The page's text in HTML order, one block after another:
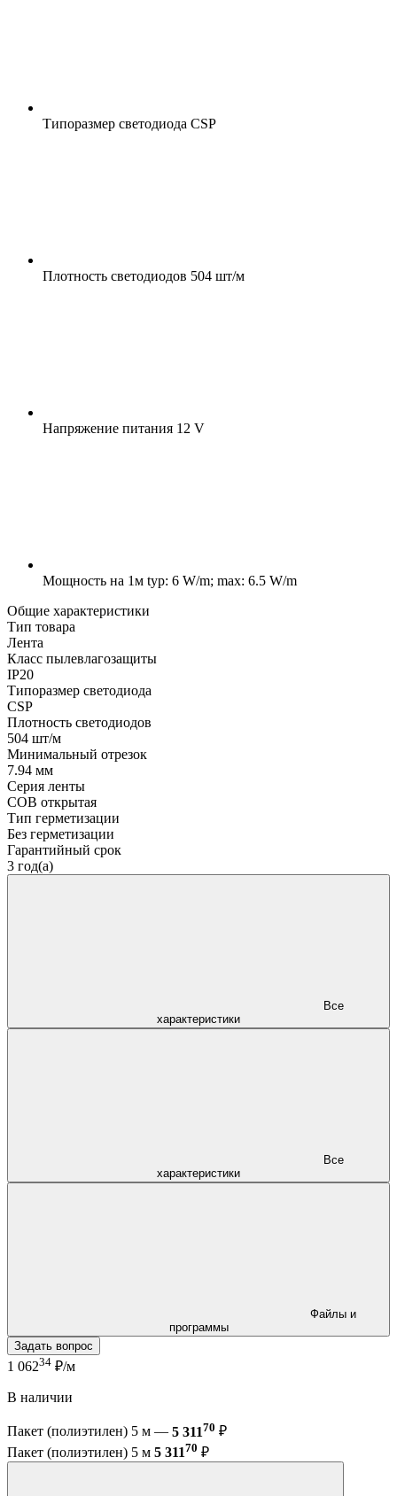
Типоразмер светодиода CSP
Плотность светодиодов 504 шт/м
Напряжение питания 12 V
Мощность на 1м typ: 6 W/m; max: 6.5 W/m
Общие характеристики
Тип товара
Лента
Класс пылевлагозащиты
IP20
Типоразмер светодиода
CSP
Плотность светодиодов
504 шт/м
Минимальный отрезок
7.94 мм
Серия ленты
COB открытая
Тип герметизации
Без герметизации
Гарантийный срок
3 год(а)
характеристики
характеристики
программы
Задать вопрос
1 06234 ₽/м
В наличии
Пакет (полиэтилен) 5 м — 5 31170 ₽
Пакет (полиэтилен) 5 м 5 31170 ₽